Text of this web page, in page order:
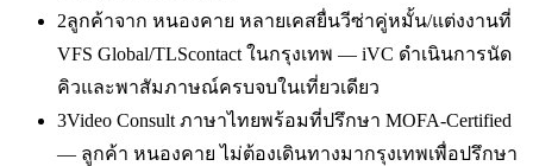
2ลูกค้าจาก หนองคาย หลายเคสยื่นวีซ่าคู่หมั้น/แต่งงานที่
VFS Global/TLScontact ในกรุงเทพ — iVC ดำเนินการนัด
คิวและพาสัมภาษณ์ครบจบในเที่ยวเดียว
3Video Consult ภาษาไทยพร้อมที่ปรึกษา MOFA-Certified
— ลูกค้า หนองคาย ไม่ต้องเดินทางมากรุงเทพเพื่อปรึกษา